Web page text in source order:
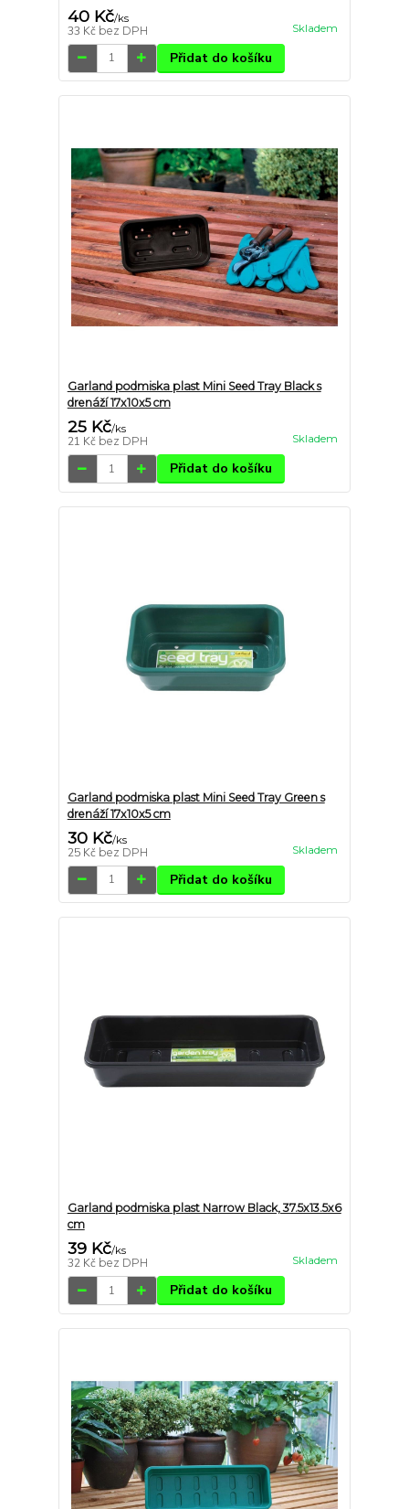
40 Kč/ks
33 Kč bez DPH Skladem
Přidat do košíku
Garland podmiska plast Mini Seed Tray Black s
drenáží 17x10x5 cm
25 Kč/ks
21 Kč bez DPH Skladem
Přidat do košíku
Garland podmiska plast Mini Seed Tray Green s
drenáží 17x10x5 cm
30 Kč/ks
25 Kč bez DPH Skladem
Přidat do košíku
Garland podmiska plast Narrow Black, 37.5x13.5x6
cm
39 Kč/ks
32 Kč bez DPH Skladem
Přidat do košíku